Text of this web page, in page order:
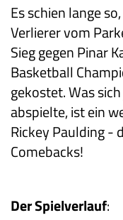
Es schien lange
Verlierer vom
Sieg gegen Pinar
Basketball
gekostet. Was
abspielte, ist ein
Rickey Paulding -
Comebacks!
Der Spielverlauf: